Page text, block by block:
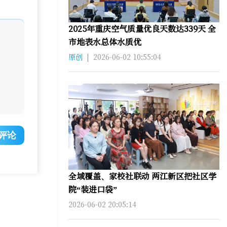
论
2025年重庆空气质量优良天数达339天 全
市地表水总体水质优
原创 | 2026-06-02 10:55:04
全域覆盖、家校社联动 两江新区把社区学
院“装进口袋”
2026-06-02 20:05:14